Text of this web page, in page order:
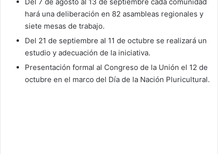
hará una deliberación en 82 asambleas regionales y
siete mesas de trabajo.
Del 21 de septiembre al 11 de octubre se realizará un
estudio y adecuación de la iniciativa.
Presentación formal al Congreso de la Unión el 12 de
octubre en el marco del Día de la Nación Pluricultural.